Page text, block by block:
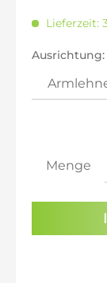
Sie
inkl. 21%
inkl. 22%
Lieferzeit:
Ausrichtung:
Menge